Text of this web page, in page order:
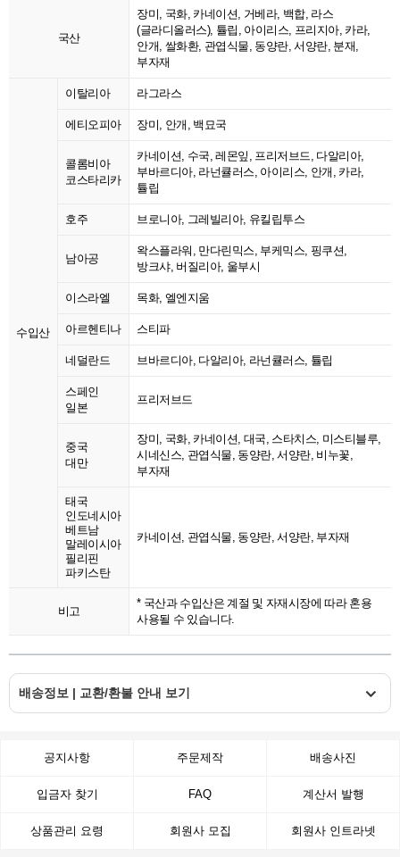
국산
장미, 국화, 카네이션, 거베라, 백합, 라스
(글라디올러스), 튤립, 아이리스, 프리지아, 카라,
안개, 쌀화환, 관엽식물, 동양란, 서양란, 분재,
부자재
수입산
이탈리아 라그라스
에티오피아 장미, 안개, 백묘국
콜롬비아
코스타리카
카네이션, 수국, 레몬잎, 프리저브드, 다알리아,
부바르디아, 라넌큘러스, 아이리스, 안개, 카라,
튤립
호주 브로니아, 그레빌리아, 유킬립투스
남아공
왁스플라워, 만다린믹스, 부케믹스, 핑쿠션,
방크샤, 버질리아, 울부시
이스라엘 목화, 엘엔지움
아르헨티나 스티파
네덜란드 브바르디아, 다알리아, 라넌큘러스, 튤립
스페인
일본
프리저브드
중국
대만
장미, 국화, 카네이션, 대국, 스타치스, 미스티블루,
시네신스, 관엽식물, 동양란, 서양란, 비누꽃,
부자재
태국
인도네시아
베트남
말레이시아
필리핀
파키스탄
카네이션, 관엽식물, 동양란, 서양란, 부자재
비고
* 국산과 수입산은 계절 및 자재시장에 따라 혼용
사용될 수 있습니다.
배송정보 | 교환/환불 안내 보기
공지사항 주문제작 배송사진
입금자 찾기 FAQ 계산서 발행
상품관리 요령 회원사 모집 회원사 인트라넷